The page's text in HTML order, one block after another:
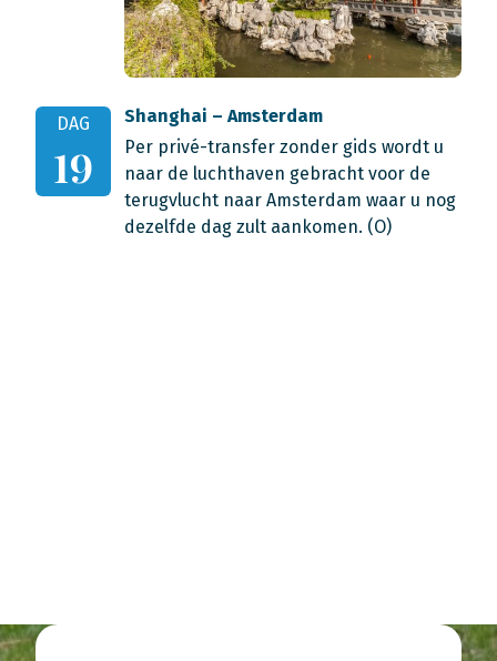
DAG
19
Shanghai – Amsterdam
Per privé-transfer zonder gids wordt u
naar de luchthaven gebracht voor de
terugvlucht naar Amsterdam waar u nog
dezelfde dag zult aankomen. (O)